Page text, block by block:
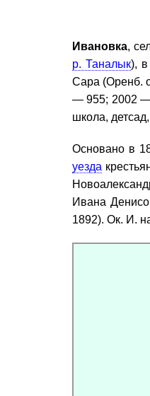
Ивановка,
р. Таналык), в
Сара (Оренб.
— 955; 2002 —
школа,
Основано в
уезда
Ивана
1892). Ок. И.